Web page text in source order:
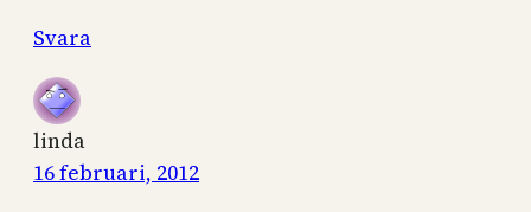
Svara
linda
16 februari, 2012